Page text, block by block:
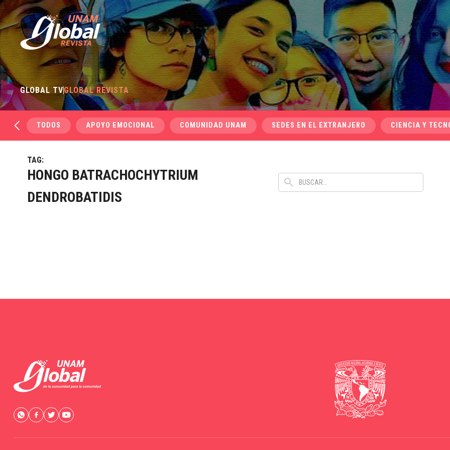
GLOBAL TVGLOBAL REVISTA
TODOS APOYO EMOCIONAL COMUNIDAD UNAM SEDES EN EL EXTRANJERO CIENCIA Y
TAG:
HONGO BATRACHOCHYTRIUM
DENDROBATIDIS